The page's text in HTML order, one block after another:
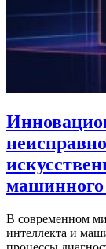
машинного
В современном
интеллекта и